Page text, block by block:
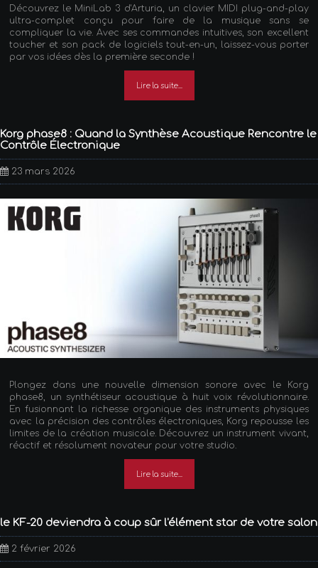
Découvrez le MiniLab 3 d'Arturia, un clavier MIDI plug-and-play
ultra-complet conçu pour faire de la musique sans se
compliquer la vie. Avec ses commandes intuitives, son excellent
toucher et son pack de logiciels tout-en-un, laissez-vous porter
par vos idées dès la première seconde !
Lire la suite...
Korg phase8 : Quand la Synthèse Acoustique Rencontre le
Contrôle Électronique
23 mars 2026
Plongez dans une nouvelle dimension sonore avec le Korg
phase8, un synthétiseur acoustique à huit voix révolutionnaire.
En fusionnant la richesse organique des instruments physiques
avec la précision des contrôles électroniques, Korg repousse les
limites de la création musicale. Découvrez un instrument vivant,
réactif et résolument novateur pour votre studio.
Lire la suite...
le KF-20 deviendra à coup sûr l'élément star de votre salon
2 février 2026